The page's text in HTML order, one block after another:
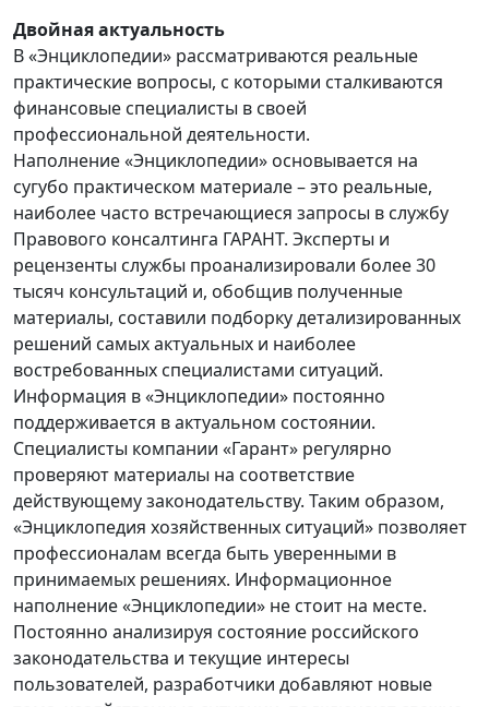
Двойная актуальность
В «Энциклопедии» рассматриваются реальные
практические вопросы, с которыми сталкиваются
финансовые специалисты в своей
профессиональной деятельности.
Наполнение «Энциклопедии» основывается на
сугубо практическом материале – это реальные,
наиболее часто встречающиеся запросы в службу
Правового консалтинга ГАРАНТ. Эксперты и
рецензенты службы проанализировали более 30
тысяч консультаций и, обобщив полученные
материалы, составили подборку детализированных
решений самых актуальных и наиболее
востребованных специалистами ситуаций.
Информация в «Энциклопедии» постоянно
поддерживается в актуальном состоянии.
Специалисты компании «Гарант» регулярно
проверяют материалы на соответствие
действующему законодательству. Таким образом,
«Энциклопедия хозяйственных ситуаций» позволяет
профессионалам всегда быть уверенными в
принимаемых решениях. Информационное
наполнение «Энциклопедии» не стоит на месте.
Постоянно анализируя состояние российского
законодательства и текущие интересы
пользователей, разработчики добавляют новые